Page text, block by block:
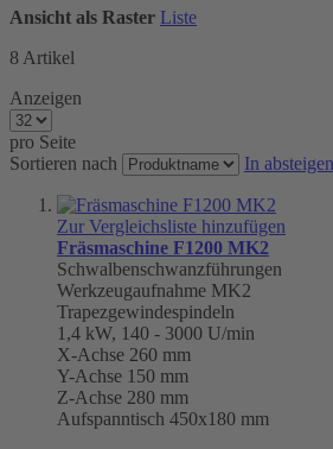
Ansicht als Raster Liste
8 Artikel
Anzeigen
pro Seite
Sortieren nach
In
Zur Vergleichsliste hinzufügen
Fräsmaschine F1200 MK2
Schwalbenschwanzführungen
Werkzeugaufnahme MK2
Trapezgewindespindeln
1,4 kW, 140 - 3000 U/min
X-Achse 260 mm
Y-Achse 150 mm
Z-Achse 280 mm
Aufspanntisch 450x180 mm